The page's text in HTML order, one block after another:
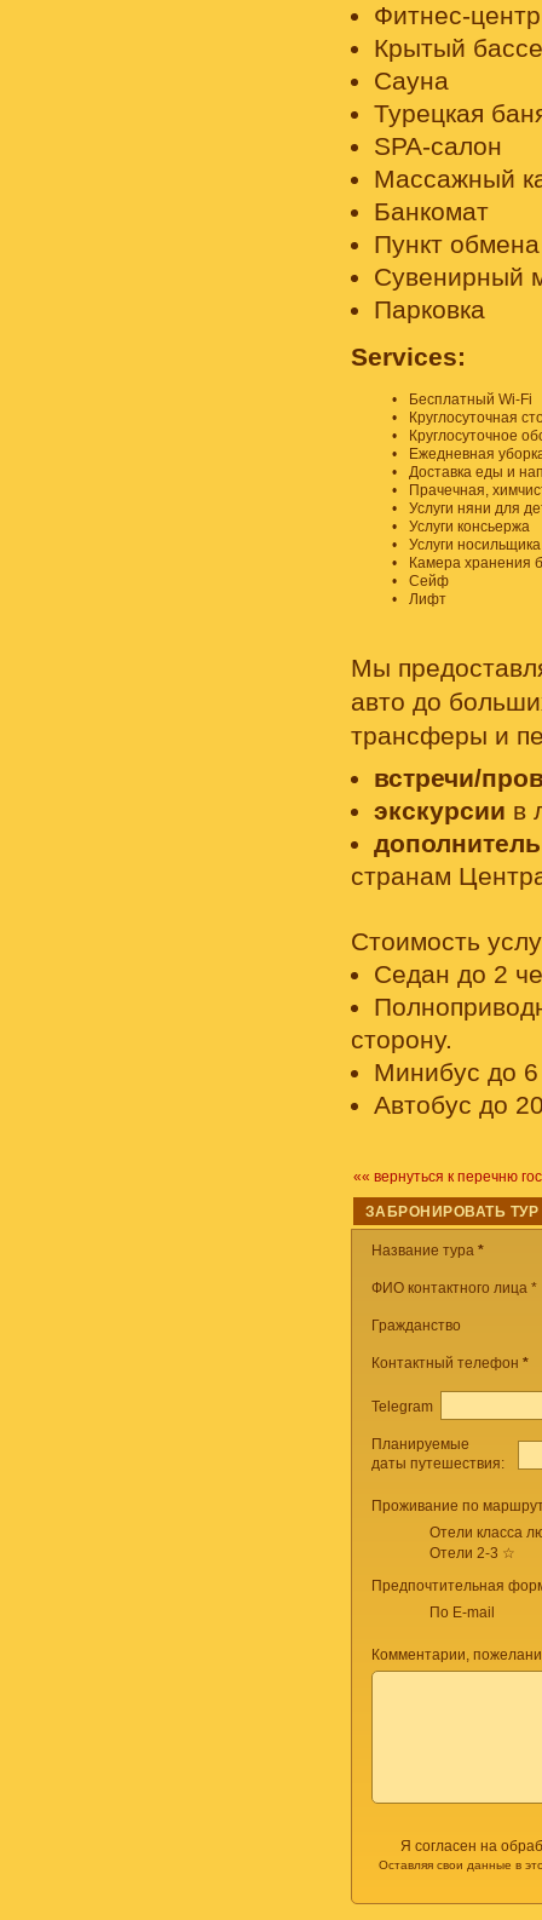
Фитнес-центр
Крытый
Сауна
Турецкая
SPA-салон
Массажный
Банкомат
Пункт
Сувенирный
Парковка
Services:
Бесплатный Wi-Fi
Круглосуточная
Круглосуточное
Ежедневная
Доставка еды и
Прачечная,
Услуги няни для
Услуги консьержа
Услуги носильщика
Камера хранения
Сейф
Лифт
Мы
авто до
трансферы и
встречи/
экскурсии в
странам
Стоимость
Седан до 2
сторону.
Минибус до 6
Автобус до
«« вернуться к перечню
ЗАБРОНИРОВАТЬ ТУР
Название тура *
ФИО контактного лица *
Гражданство
Контактный телефон *
Telegram
Планируемые
даты путешествия:
Проживание по
Отели класса
Отели 2-3 ☆
Предпочтительная
По E-mail
Комментарии,
Я согласен на
Оставляя свои данные в